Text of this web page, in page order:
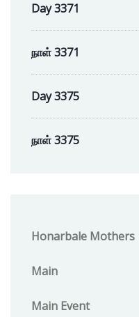
Day 3371
நாள் 3371
Day 3375
நாள் 3375
Honarbale Mothers
Main
Main Event